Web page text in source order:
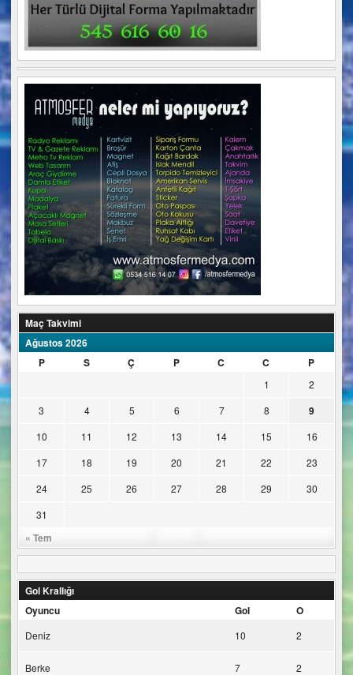
Maç Takvimi
Ağustos 2026
P
S Ç P C C P
« Tem
1
2
3
4 5 6 7 8 9
10 11 12 13 14 15
16
17
18 19 20 21 22
23
24
25 26 27 28 29
30
31
Gol Krallığı
Oyuncu
Gol O
Deniz 10 2
Berke 7 2